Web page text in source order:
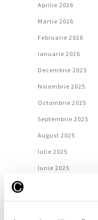
Aprilie 2026
Martie 2026
Februarie 2026
Ianuarie 2026
Decembrie 2025
Noiembrie 2025
Octombrie 2025
Septembrie 2025
August 2025
Iulie 2025
Iunie 2025